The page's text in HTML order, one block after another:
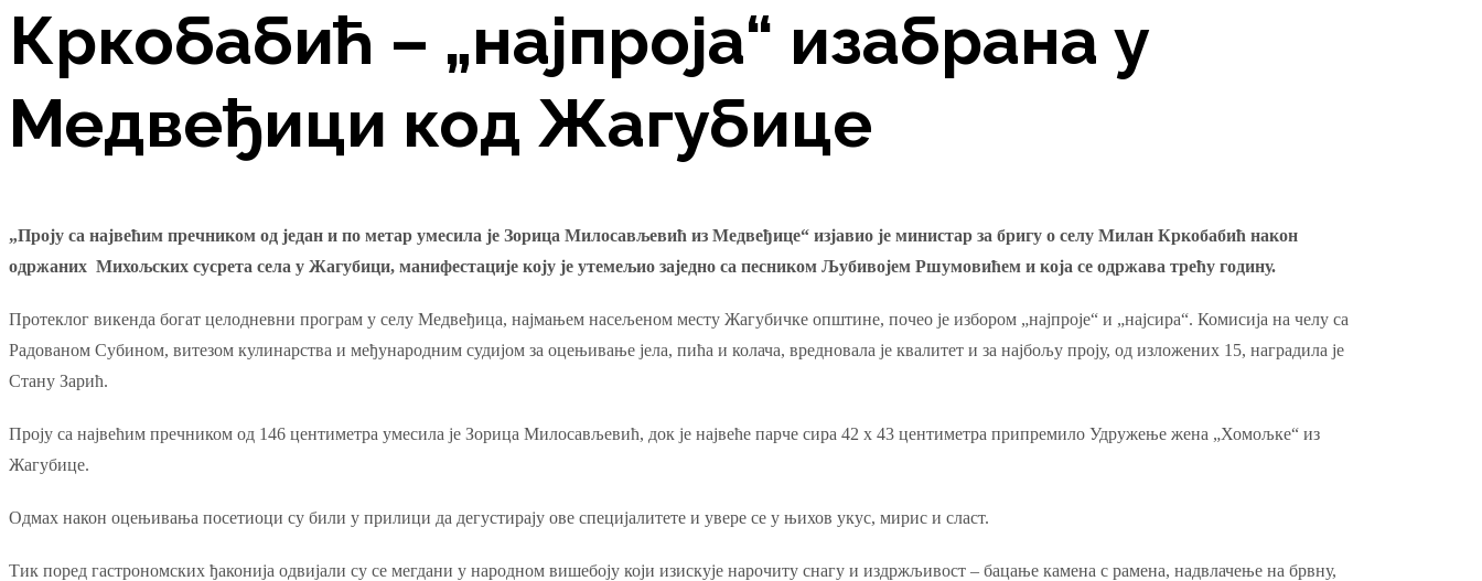
Кркобабић – „најпроја“ изабрана у
Медвеђици код Жагубице
„Проју са највећим пречником од један и по метар умесила је Зорица Милосављевић из Медвеђице“ изјавио је министар за бригу о селу Милан Кркобабић након
одржаних Михољских сусрета села у Жагубици, манифестације коју је утемељио заједно са песником Љубивојем Ршумовићем и која се одржава трећу годину.
Протеклог викенда богат целодневни програм у селу Медвеђица, најмањем насељеном месту Жагубичке општине, почео је избором „најпроје“ и „најсира“. Комисија на челу са
Радованом Субином, витезом кулинарства и међународним судијом за оцењивање јела, пића и колача, вредновала је квалитет и за најбољу проју, од изложених 15, наградила је
Стану Зарић.
Проју са највећим пречником од 146 центиметра умесила је Зорица Милосављевић, док је највеће парче сира 42 x 43 центиметра припремило Удружење жена „Хомољке“ из
Жагубице.
Одмах након оцењивања посетиоци су били у прилици да дегустирају ове специјалитете и увере се у њихов укус, мирис и сласт.
Тик поред гастрономских ђаконија одвијали су се мегдани у народном вишебоју који изискује нарочиту снагу и издржљивост – бацање камена с рамена, надвлачење на брвну,